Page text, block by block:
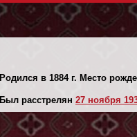
Родился в 1884 г. Место
Был расстрелян 27 ноября